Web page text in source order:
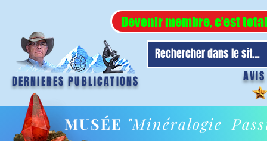
Devenir membre, c'est
DERNIERES PUBLICATIONS
MUSÉE "Minéralogie